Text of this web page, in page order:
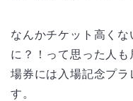
なんかチケット高く
に？！って思った人
場券には入場記念プラ
す。